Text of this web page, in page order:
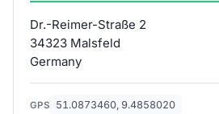
Dr.-Reimer-Straße 2
34323 Malsfeld
Germany
GPS 51.0873460, 9.4858020